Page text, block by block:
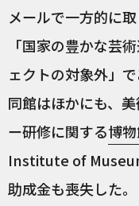
メールで一方的に
「国家の豊かな芸
ェクトの対象外」
同館はほかにも、
ー研修に関する博
Institute of
助成金も喪失した